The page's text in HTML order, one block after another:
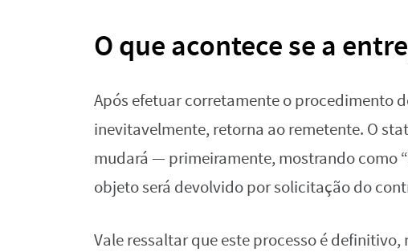
O que acontece se a
Após efetuar corretamente o procedimento
inevitavelmente, retorna ao remetente. O
mudará — primeiramente, mostrando como
objeto será devolvido por solicitação do
Vale ressaltar que este processo é